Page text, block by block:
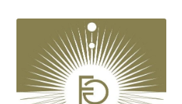
Navigation
springen
springen